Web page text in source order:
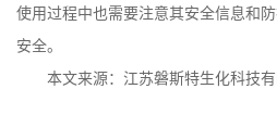
使用过程中也需要注意其安全信息和
安全。
本文来源：江苏磐斯特生化科技有